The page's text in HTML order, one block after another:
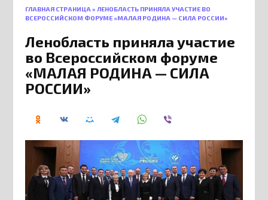
ГЛАВНАЯ СТРАНИЦА »ЛЕНОБЛАСТЬ ПРИНЯЛА УЧАСТИЕ ВО
ВСЕРОССИЙСКОМ ФОРУМЕ «МАЛАЯ РОДИНА — СИЛА РОССИИ»
Ленобласть приняла участие
во Всероссийском форуме
«МАЛАЯ РОДИНА — СИЛА
РОССИИ»